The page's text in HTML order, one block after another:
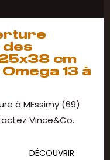
des
cm
13 à
à MEssimy (69)
Vince&Co.
DÉCOUVRIR